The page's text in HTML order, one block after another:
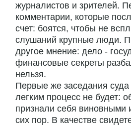
журналистов и зрителей.
комментарии, которые
счет: боятся, чтобы не
слушаний крупные люди.
другое мнение: дело -
финансовые секреты
нельзя.
Первые же заседания суда
легким процесс не будет:
признали себя виновными
сих пор. В качестве